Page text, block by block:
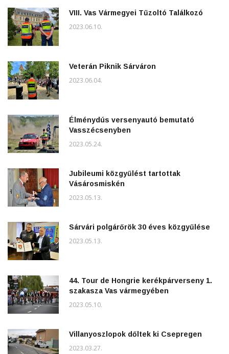
VIII. Vas Vármegyei Tűzoltó Találkozó
2023.06.10.
Veterán Piknik Sárváron
2023.06.04.
Élménydús versenyautó bemutató
Vasszécsenyben
2023.05.24.
Jubileumi közgyűlést tartottak
Vásárosmiskén
2023.05.13.
Sárvári polgárőrök 30 éves közgyűlése
2023.05.13.
44. Tour de Hongrie kerékpárverseny 1.
szakasza Vas vármegyében
2023.05.10.
Villanyoszlopok dőltek ki Csepregen
2023.03.27.